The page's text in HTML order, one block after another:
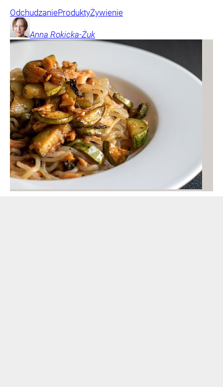
OdchudzanieProduktyŻywienie
Anna Rokicka-Żuk